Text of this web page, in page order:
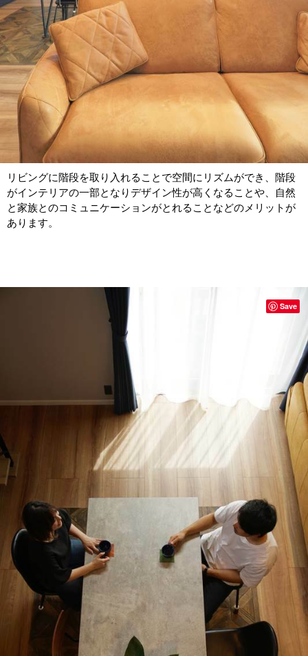
リビングに階段を取り入れることで空間にリズムができ、階段
がインテリアの一部となりデザイン性が高くなることや、自然
と家族とのコミュニケーションがとれることなどのメリットが
あります。
Save